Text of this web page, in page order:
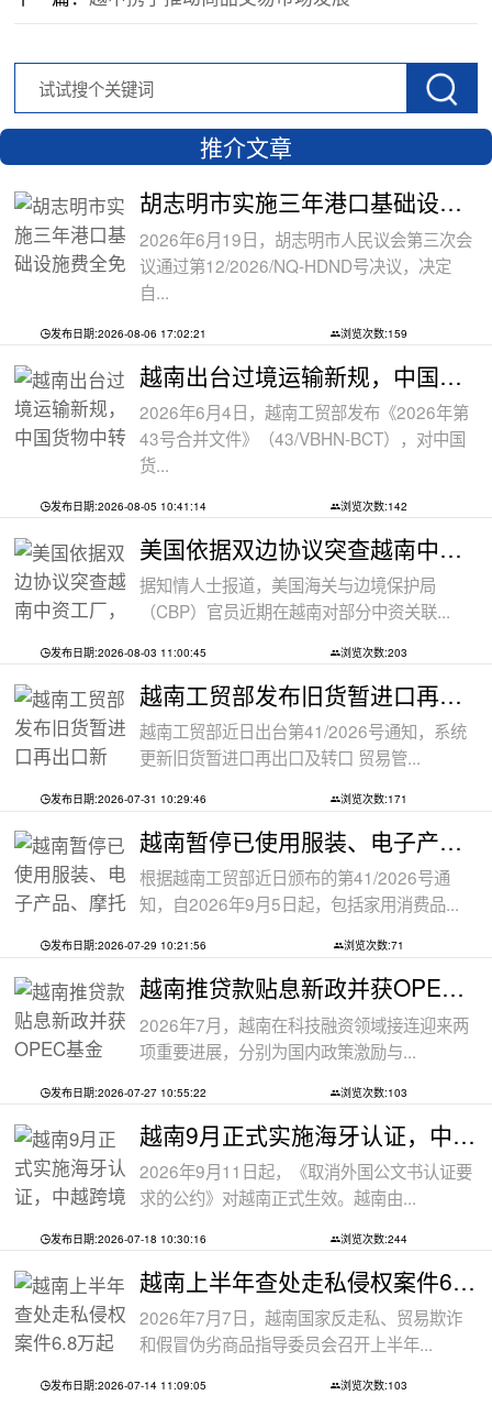
推介文章
胡志明市实施三年港口基础设施费全免政
2026年6月19日，胡志明市人民议会第三次会
议通过第12/2026/NQ-HDND号决议，决定
自...
发布日期:2026-08-06 17:02:21 浏览次数:159
越南出台过境运输新规，中国货物中转通
2026年6月4日，越南工贸部发布《2026年第
43号合并文件》（43/VBHN-BCT），对中国
货...
发布日期:2026-08-05 10:41:14 浏览次数:142
美国依据双边协议突查越南中资工厂，三
据知情人士报道，美国海关与边境保护局
（CBP）官员近期在越南对部分中资关联...
发布日期:2026-08-03 11:00:45 浏览次数:203
越南工贸部发布旧货暂进口再出口新规：
越南工贸部近日出台第41/2026号通知，系统
更新旧货暂进口再出口及转口 贸易管...
发布日期:2026-07-31 10:29:46 浏览次数:171
越南暂停已使用服装、电子产品、摩托车
根据越南工贸部近日颁布的第41/2026号通
知，自2026年9月5日起，包括家用消费品...
发布日期:2026-07-29 10:21:56 浏览次数:71
越南推贷款贴息新政并获OPEC基金5000万美
2026年7月，越南在科技融资领域接连迎来两
项重要进展，分别为国内政策激励与...
发布日期:2026-07-27 10:55:22 浏览次数:103
越南9月正式实施海牙认证，中越跨境文件
2026年9月11日起，《取消外国公文书认证要
求的公约》对越南正式生效。越南由...
发布日期:2026-07-18 10:30:16 浏览次数:244
越南上半年查处走私侵权案件6.8万起
2026年7月7日，越南国家反走私、贸易欺诈
和假冒伪劣商品指导委员会召开上半年...
发布日期:2026-07-14 11:09:05 浏览次数:103